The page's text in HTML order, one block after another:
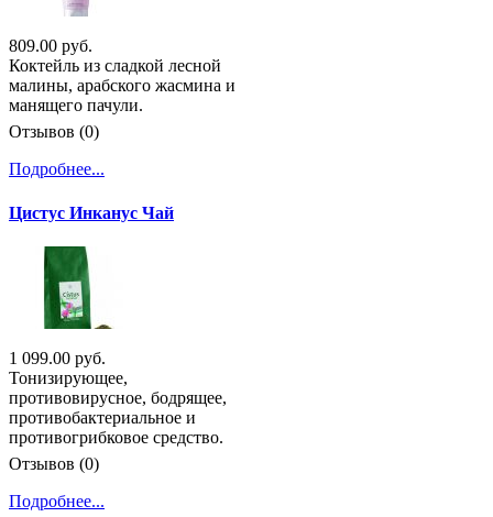
809.00 руб.
Коктейль из сладкой лесной
малины, арабского жасмина и
манящего пачули.
Отзывов (0)
Подробнее...
Цистус Инканус Чай
1 099.00 руб.
Тонизирующее,
противовирусное, бодрящее,
противобактериальное и
противогрибковое средство.
Отзывов (0)
Подробнее...